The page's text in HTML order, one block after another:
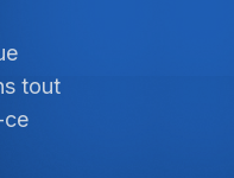
tout
ce